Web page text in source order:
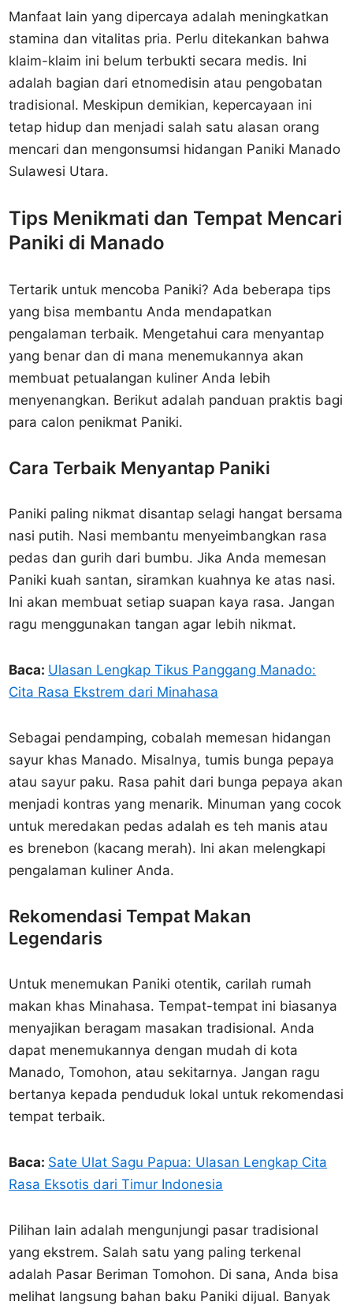
Manfaat lain yang dipercaya adalah meningkatkan
stamina dan vitalitas pria. Perlu ditekankan bahwa
klaim-klaim ini belum terbukti secara medis. Ini
adalah bagian dari etnomedisin atau pengobatan
tradisional. Meskipun demikian, kepercayaan ini
tetap hidup dan menjadi salah satu alasan orang
mencari dan mengonsumsi hidangan Paniki Manado
Sulawesi Utara.
Tips Menikmati dan Tempat Mencari
Paniki di Manado
Tertarik untuk mencoba Paniki? Ada beberapa tips
yang bisa membantu Anda mendapatkan
pengalaman terbaik. Mengetahui cara menyantap
yang benar dan di mana menemukannya akan
membuat petualangan kuliner Anda lebih
menyenangkan. Berikut adalah panduan praktis bagi
para calon penikmat Paniki.
Cara Terbaik Menyantap Paniki
Paniki paling nikmat disantap selagi hangat bersama
nasi putih. Nasi membantu menyeimbangkan rasa
pedas dan gurih dari bumbu. Jika Anda memesan
Paniki kuah santan, siramkan kuahnya ke atas nasi.
Ini akan membuat setiap suapan kaya rasa. Jangan
ragu menggunakan tangan agar lebih nikmat.
Baca: Ulasan Lengkap Tikus Panggang Manado:
Cita Rasa Ekstrem dari Minahasa
Sebagai pendamping, cobalah memesan hidangan
sayur khas Manado. Misalnya, tumis bunga pepaya
atau sayur paku. Rasa pahit dari bunga pepaya akan
menjadi kontras yang menarik. Minuman yang cocok
untuk meredakan pedas adalah es teh manis atau
es brenebon (kacang merah). Ini akan melengkapi
pengalaman kuliner Anda.
Rekomendasi Tempat Makan
Legendaris
Untuk menemukan Paniki otentik, carilah rumah
makan khas Minahasa. Tempat-tempat ini biasanya
menyajikan beragam masakan tradisional. Anda
dapat menemukannya dengan mudah di kota
Manado, Tomohon, atau sekitarnya. Jangan ragu
bertanya kepada penduduk lokal untuk rekomendasi
tempat terbaik.
Baca: Sate Ulat Sagu Papua: Ulasan Lengkap Cita
Rasa Eksotis dari Timur Indonesia
Pilihan lain adalah mengunjungi pasar tradisional
yang ekstrem. Salah satu yang paling terkenal
adalah Pasar Beriman Tomohon. Di sana, Anda bisa
melihat langsung bahan baku Paniki dijual. Banyak